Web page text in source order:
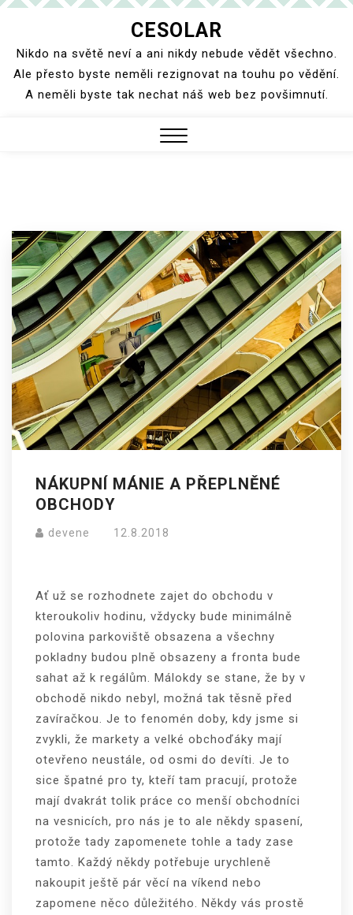
content
CESOLAR
Nikdo na světě neví a ani nikdy nebude vědět všechno.
Ale přesto byste neměli rezignovat na touhu po vědění.
A neměli byste tak nechat náš web bez povšimnutí.
NÁKUPNÍ MÁNIE A PŘEPLNĚNÉ
OBCHODY
devene 12.8.2018
Ať už se rozhodnete zajet do obchodu v
kteroukoliv hodinu, vždycky bude minimálně
polovina parkoviště obsazena a všechny
pokladny budou plně obsazeny a fronta bude
sahat až k regálům. Málokdy se stane, že by v
obchodě nikdo nebyl, možná tak těsně před
zavíračkou. Je to fenomén doby, kdy jsme si
zvykli, že markety a velké obchoďáky mají
otevřeno neustále, od osmi do devíti. Je to
sice špatné pro ty, kteří tam pracují, protože
mají dvakrát tolik práce co menší obchodníci
na vesnicích, pro nás je to ale někdy spasení,
protože tady zapomenete tohle a tady zase
tamto. Každý někdy potřebuje urychleně
nakoupit ještě pár věcí na víkend nebo
zapomene něco důležitého. Někdy vás prostě